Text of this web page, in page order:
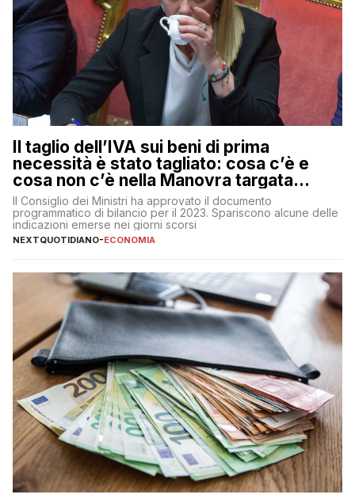
Il taglio dell’IVA sui beni di prima
necessità è stato tagliato: cosa c’è e
cosa non c’è nella Manovra targata
Meloni
Il Consiglio dei Ministri ha approvato il documento
programmatico di bilancio per il 2023. Spariscono alcune delle
indicazioni emerse nei giorni scorsi
NEXTQUOTIDIANO-ECONOMIA